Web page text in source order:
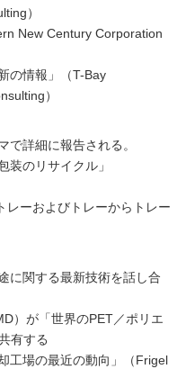
）
New Century Corporation
の情報」（T-Bay
）
で詳細に報告される。
装のリサイクル」
レーおよびトレーからトレー
に関する最新技術を話し合
）が「世界のPET／ポリエ
有する
工場の最近の動向」（Frigel